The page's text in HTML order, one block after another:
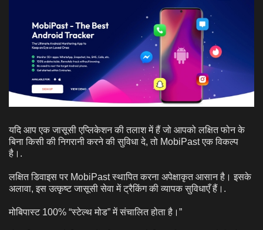
यदि आप एक जासूसी एप्लिकेशन की तलाश में हैं जो आपको लक्षित फोन के
बिना किसी की निगरानी करने की सुविधा दे, तो MobiPast एक विकल्प
है।.
लक्षित डिवाइस पर MobiPast स्थापित करना अपेक्षाकृत आसान है। इसके
अलावा, इस उत्कृष्ट जासूसी सेवा में ट्रैकिंग की व्यापक सुविधाएँ हैं।.
मोबिपास्ट 100% “स्टेल्थ मोड” में संचालित होता है।”